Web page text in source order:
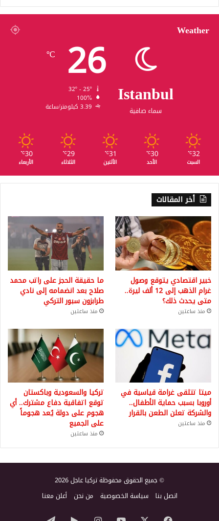
Weather
Istanbul
سماء صافية
26
℃
100%
3.39 كيلومتر/ساعة
32
℃
السبت
30
℃
الأحد
31
℃
الأثنين
29
℃
الثلاثاء
30
℃
الأربعاء
أخر المقالات
خبير اقتصادي يتوقع وصول
غرام الذهب إلى 12 ألف ليرة..
متى يحدث ذلك؟
منذ ساعتين
ما حقيقة الحجز على راتب محمد
صلاح بعد انضمامه إلى نادي
طرابزون سبور التركي
منذ ساعتين
ميتا تتلقى غرامة قياسية في
أوروبا بسبب حماية الأطفال..
والشركة تعلن الطعن بالقرار
منذ ساعتين
تركيا والسعودية وباكستان
توقع اتفاقية دفاع مشترك.. أي
هجوم على دولة يُعد هجوماً
على الجميع
منذ ساعتين
© جميع الحقوق محفوظة تركيا عاجل 2026
اتصل بنا سياسة الخصوصية من نحن أعلن معنا